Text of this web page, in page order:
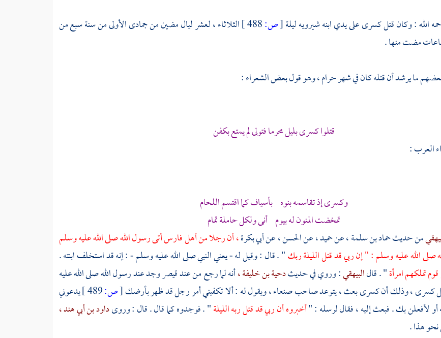
الله : وكان قتل كسرى على يدي ابنهشيرويهليلة[ص:
الثلاثاء ، لعشر ليال مضين من جمادى الأولى من سنة سبع من
مضت منها .
ما يرشد أن قتله كان في شهر حرام ، وهو قول بعض الشعراء :
قتلوا كسرى بليل محرما فتولى لم يمتع بكفن
العرب :
وكسرى إذ تقاسمه بنوه بأسياف كما اقتسم اللحام
تمخضت المنون له بيوم أنى ولكل حاملة تمام
من حديثحماد بن سلمة ،عنحميد ،عنالحسن ،عنأبي بكرة، أن رجلا من أهلفارسأتى رسول الله صلى الله عليه وسلم
صلى الله عليه وسلم : " إن ربي قد قتل الليلة ربك" . قال : وقيل له - يعني النبي صلى الله عليه وسلم - : إنه قد استخلف ابنته .
تملكهم امرأة" . قالالبيهقي: وروي في حديثدحية بن خليفة ،أنه لما رجع من عند قيصر وجد عند رسول الله صلى الله عليه
كسرى ، وذلك أن كسرى بعث ، يتوعد صاحبصنعاء، ويقول له : ألا تكفيني أمر رجل قد ظهر بأرضك[ص:489 ]
يدعوني
أو لأفعلن بك . فبعث إليه ، فقال لرسله : "أخبروه أن ربي قد قتل ربه الليلة" . فوجدوه كما قال . قال : وروىداود بن أبي هند ،
نحو هذا .